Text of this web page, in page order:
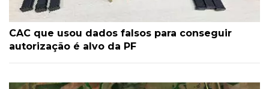
CAC que usou dados falsos para conseguir
autorização é alvo da PF